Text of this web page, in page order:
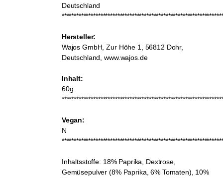
Deutschland
Hersteller:
Wajos GmbH, Zur Höhe 1, 56812 Dohr,
Deutschland, www.wajos.de
Inhalt:
60g
Vegan:
N
Inhaltsstoffe: 18% Paprika, Dextrose,
Gemüsepulver (8% Paprika, 6% Tomaten), 10%